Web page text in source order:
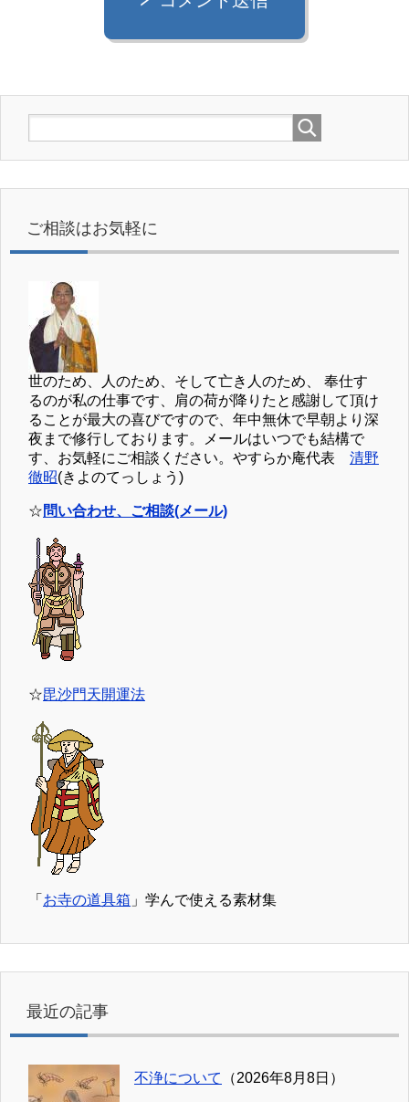
ご相談はお気軽に
世のため、人のため、そして亡き人のため、 奉仕す
るのが私の仕事です、肩の荷が降りたと感謝して頂け
ることが最大の喜びですので、年中無休で早朝より深
夜まで修行しております。メールはいつでも結構で
す、お気軽にご相談ください。やすらか庵代表 清野
徹昭(きよのてっしょう)
☆問い合わせ、ご相談(メール)
☆毘沙門天開運法
「 お寺の道具箱 」学んで使える素材集
最近の記事
不浄について （2026年8月8日）